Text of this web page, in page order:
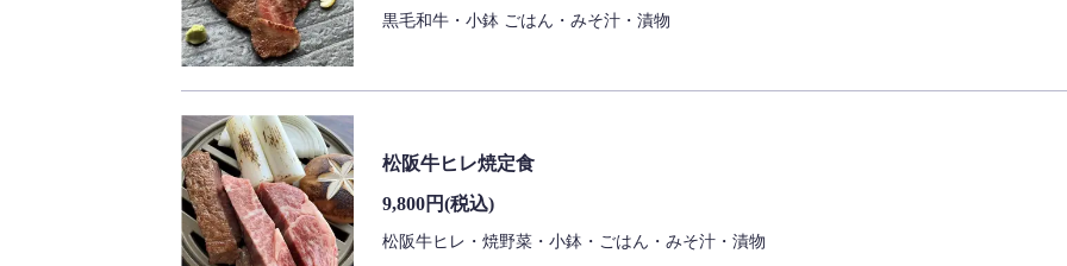
黒毛和牛・小鉢 ごはん・みそ汁・漬物
松阪牛ヒレ焼定食
9,800円(税込)
松阪牛ヒレ・焼野菜・小鉢・ごはん・みそ汁・漬物